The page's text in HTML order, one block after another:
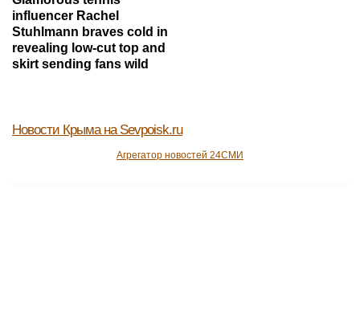
influencer Rachel
Stuhlmann braves cold in
revealing low-cut top and
skirt sending fans wild
Новости Крыма на Sevpoisk.ru
Агрегатор новостей 24СМИ